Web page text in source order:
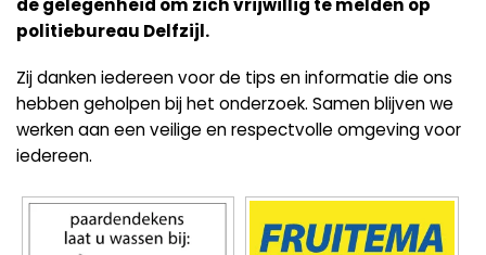
politiebureau Delfzijl.
Zij danken iedereen voor de tips en informatie die ons
hebben geholpen bij het onderzoek. Samen blijven we
werken aan een veilige en respectvolle omgeving voor
iedereen.